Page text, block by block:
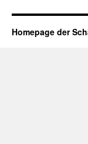
Homepage der